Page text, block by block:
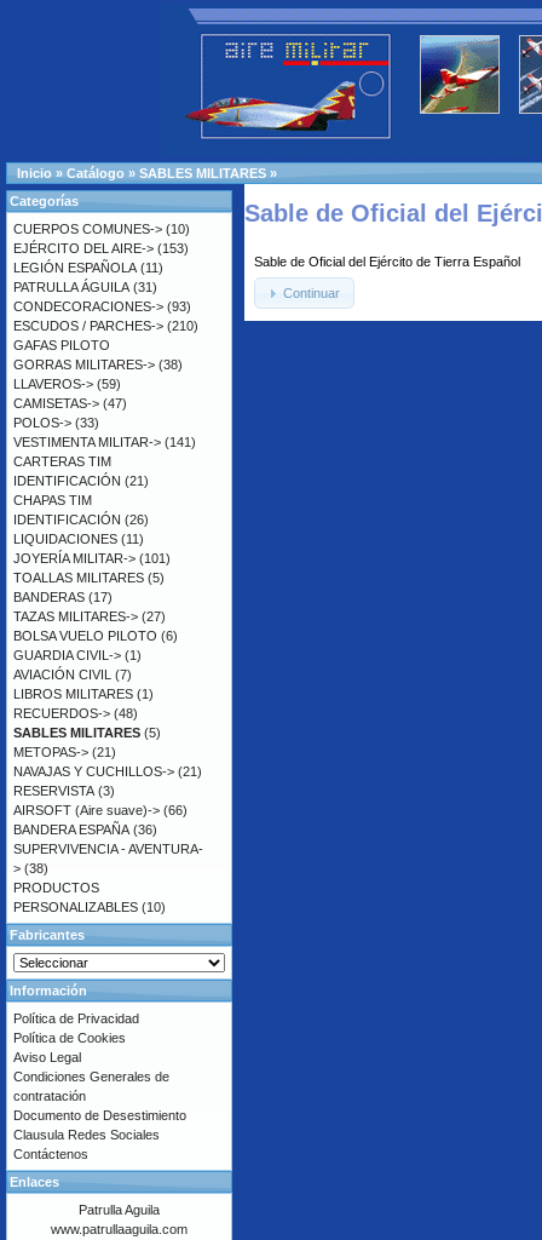
Inicio » Catálogo » SABLES MILITARES »
Sable de Oficial del
Sable de Oficial del Ejército de Tierra Español
Continuar
Categorías
CUERPOS COMUNES-> (10)
EJÉRCITO DEL AIRE-> (153)
LEGIÓN ESPAÑOLA (11)
PATRULLA ÁGUILA (31)
CONDECORACIONES-> (93)
ESCUDOS / PARCHES-> (210)
GAFAS PILOTO
GORRAS MILITARES-> (38)
LLAVEROS-> (59)
CAMISETAS-> (47)
POLOS-> (33)
VESTIMENTA MILITAR-> (141)
CARTERAS TIM
IDENTIFICACIÓN (21)
CHAPAS TIM
IDENTIFICACIÓN (26)
LIQUIDACIONES (11)
JOYERÍA MILITAR-> (101)
TOALLAS MILITARES (5)
BANDERAS (17)
TAZAS MILITARES-> (27)
BOLSA VUELO PILOTO (6)
GUARDIA CIVIL-> (1)
AVIACIÓN CIVIL (7)
LIBROS MILITARES (1)
RECUERDOS-> (48)
SABLES MILITARES (5)
METOPAS-> (21)
NAVAJAS Y CUCHILLOS-> (21)
RESERVISTA (3)
AIRSOFT (Aire suave)-> (66)
BANDERA ESPAÑA (36)
SUPERVIVENCIA - AVENTURA-
> (38)
PRODUCTOS
PERSONALIZABLES (10)
Fabricantes
Información
Política de Privacidad
Política de Cookies
Aviso Legal
Condiciones Generales de
contratación
Documento de Desestimiento
Clausula Redes Sociales
Contáctenos
Enlaces
Patrulla Aguila
www.patrullaaguila.com